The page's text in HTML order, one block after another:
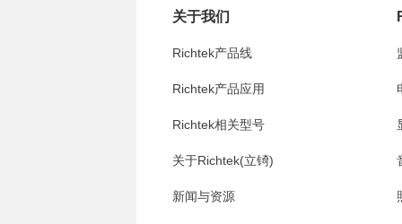
关于我们
Richtek产品线
Richtek产品应用
Richtek相关型号
关于Richtek(立锜)
新闻与资源